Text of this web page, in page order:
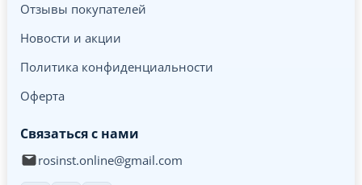
Отзывы покупателей
Новости и акции
Политика конфиденциальности
Оферта
Связаться с нами
rosinst.online@gmail.com